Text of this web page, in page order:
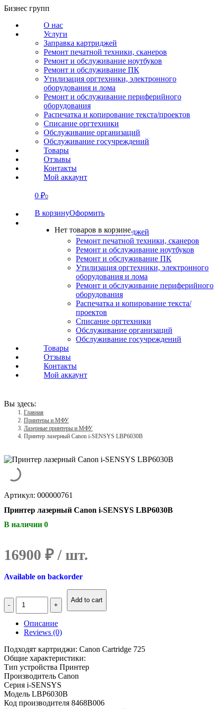
Перейти
содержанию
Бизнес групп
О нас
Услуги
Заправка картриджей
Ремонт печатной техники, сканеров
Ремонт и обслуживание ноутбуков
Ремонт и обслуживание ПК
Утилизация оргтехники, электронного
оборудования и лома
Ремонт и обслуживание периферийного
оборудования
Распечатка и копирование текста/проектов
Списание оргтехники
Обслуживание организаций
Обслуживание госучреждений
Товары
Отзывы
Контакты
Мой аккаунт
0 ₽0
В корзинуОформить
Нет товаров в корзине.
СВЯЗАТЬСЯ
О нас
Заправка картриджей
Ремонт печатной техники, сканеров
Ремонт и обслуживание ноутбуков
Ремонт и обслуживание ПК
Утилизация оргтехники, электронного
оборудования и лома
Ремонт и обслуживание периферийного
оборудования
Распечатка и копирование текста/
проектов
Списание оргтехники
Обслуживание организаций
Обслуживание госучреждений
Товары
Отзывы
Контакты
Мой аккаунт
Вы здесь:
Главная
Принтеры и МФУ
Лазерные принтеры и МФУ
Принтер лазерный Canon i-SENSYS LBP6030B
Артикул: 000000761
Принтер лазерный Canon i-SENSYS LBP6030B
В наличии 0
16900 ₽
Available on backorder
Количество
Принтер
Canon
SENSYS
LBP6030B
Add to cart
Описание
Reviews (0)
Подходят картриджи: Canon Cartridge 725
Общие характеристики:
Тип устройства Принтер
Производитель Canon
Серия i-SENSYS
Модель LBP6030B
Код производителя 8468B006